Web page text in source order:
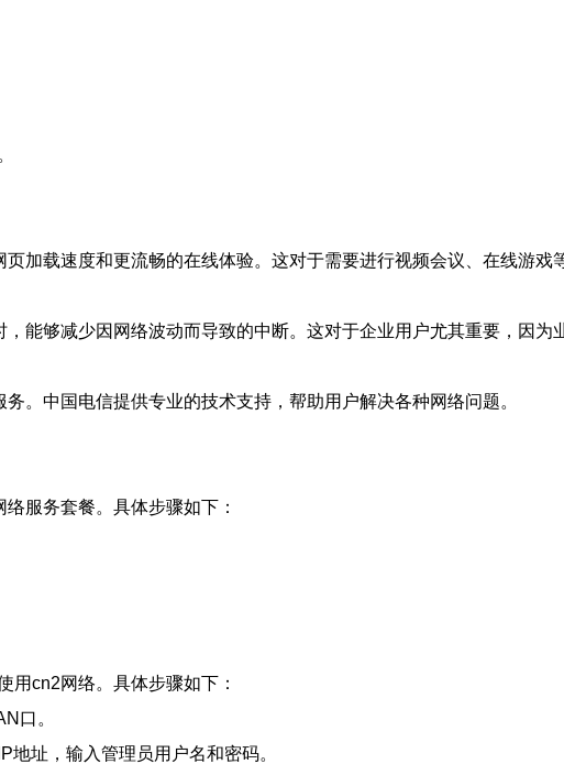
加载速度和更流畅的在线体验。这对于需要进行视频会议、在线游戏
能够减少因网络波动而导致的中断。这对于企业用户尤其重要，因为
。中国电信提供专业的技术支持，帮助用户解决各种网络问题。
服务套餐。具体步骤如下：
用cn2网络。具体步骤如下：
口。
址，输入管理员用户名和密码。